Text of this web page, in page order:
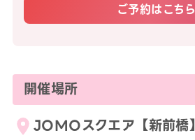
ご予約はこちら
開催場所
JOMOスクエア【新前橋】